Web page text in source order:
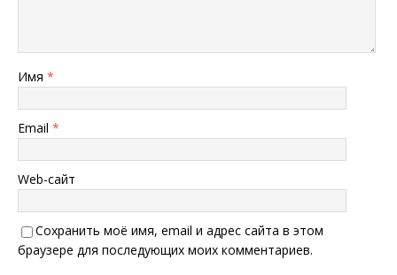
Имя *
Email *
Web-сайт
Сохранить моё имя, email и адрес сайта в этом
браузере для последующих моих комментариев.